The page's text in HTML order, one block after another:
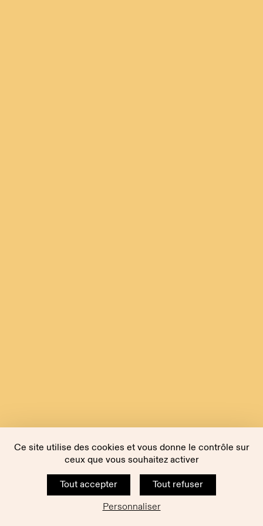
Ce site utilise des cookies et vous donne le contrôle sur
ceux que vous souhaitez activer
Tout accepter
Tout refuser
Personnaliser